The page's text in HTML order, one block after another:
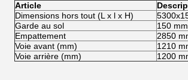
Article
Dimensions hors tout (L x l x H)
Garde au sol
150 mm
Empattement
2850
Voie avant (mm)
1210
Voie arrière (mm)
1200